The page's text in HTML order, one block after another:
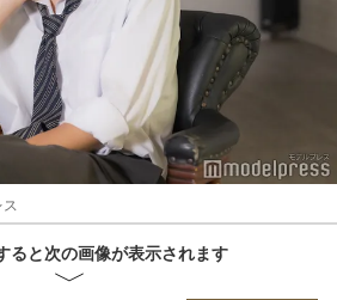
ると次の画像が表示されます